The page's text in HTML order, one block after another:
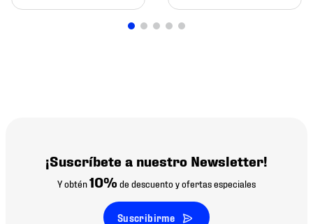
¡Suscríbete a nuestro Newsletter!
Y obtén10% de descuento y ofertas especiales
Suscribirme